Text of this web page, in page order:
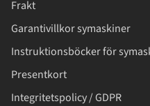
Frakt
Garantivillkor symaskiner
Instruktionsböcker för
Presentkort
Integritetspolicy / GDPR